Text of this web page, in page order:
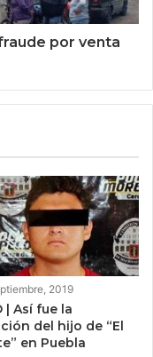
por venta
2019
| Así fue la
del hijo de “El
en Puebla